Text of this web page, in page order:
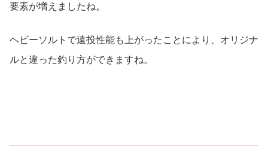
要素が増えましたね。
ヘビーソルトで遠投性能も上がったことにより、オリジナ
ルと違った釣り方ができますね。